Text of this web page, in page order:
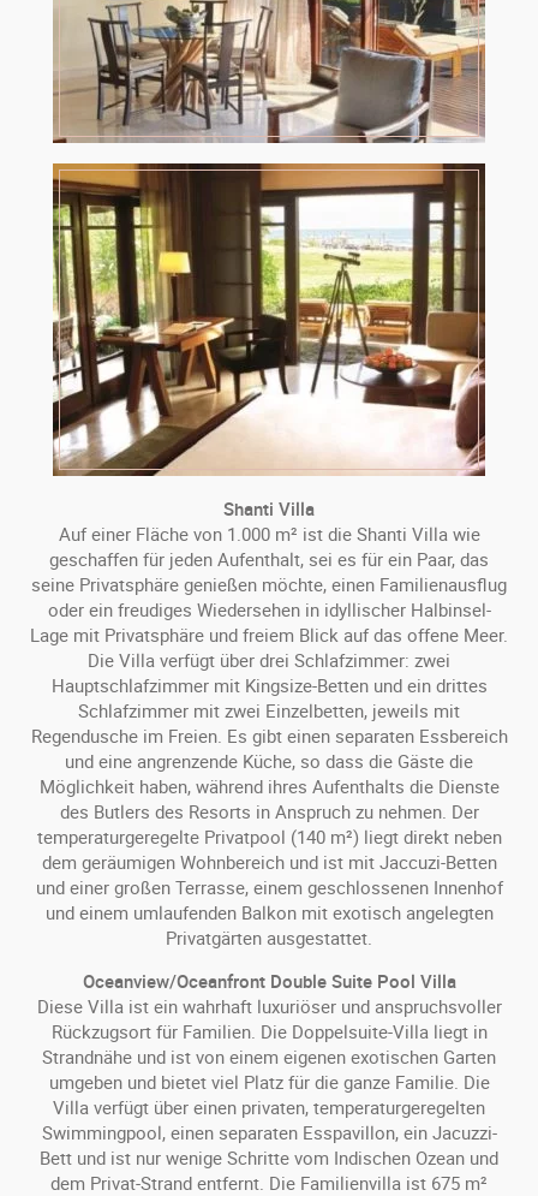
Shanti Villa
Auf einer Fläche von 1.000 m² ist die Shanti Villa wie
geschaffen für jeden Aufenthalt, sei es für ein Paar, das
seine Privatsphäre genießen möchte, einen Familienausflug
oder ein freudiges Wiedersehen in idyllischer Halbinsel-
Lage mit Privatsphäre und freiem Blick auf das offene Meer.
Die Villa verfügt über drei Schlafzimmer: zwei
Hauptschlafzimmer mit Kingsize-Betten und ein drittes
Schlafzimmer mit zwei Einzelbetten, jeweils mit
Regendusche im Freien. Es gibt einen separaten Essbereich
und eine angrenzende Küche, so dass die Gäste die
Möglichkeit haben, während ihres Aufenthalts die Dienste
des Butlers des Resorts in Anspruch zu nehmen. Der
temperaturgeregelte Privatpool (140 m²) liegt direkt neben
dem geräumigen Wohnbereich und ist mit Jaccuzi-Betten
und einer großen Terrasse, einem geschlossenen Innenhof
und einem umlaufenden Balkon mit exotisch angelegten
Privatgärten ausgestattet.
Oceanview/Oceanfront Double Suite Pool Villa
Diese Villa ist ein wahrhaft luxuriöser und anspruchsvoller
Rückzugsort für Familien. Die Doppelsuite-Villa liegt in
Strandnähe und ist von einem eigenen exotischen Garten
umgeben und bietet viel Platz für die ganze Familie. Die
Villa verfügt über einen privaten, temperaturgeregelten
Swimmingpool, einen separaten Esspavillon, ein Jacuzzi-
Bett und ist nur wenige Schritte vom Indischen Ozean und
dem Privat-Strand entfernt. Die Familienvilla ist 675 m²